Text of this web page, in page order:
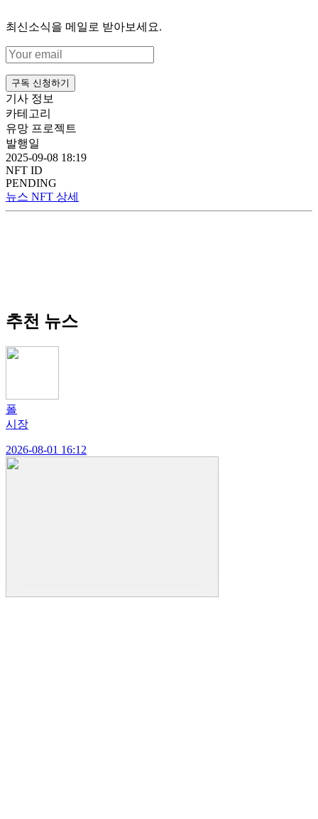
최신소식을 메일로 받아보세요.
구독 신청하기
기사 정보
카테고리
유망 프로젝트
발행일
2025-09-08 18:19
NFT ID
PENDING
뉴스 NFT 상세
추천 뉴스
폴
시장
2026-08-01 16:12